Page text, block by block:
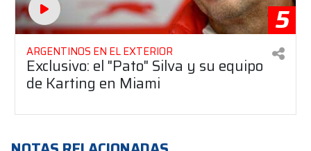
5
ARGENTINOS EN EL EXTERIOR
Exclusivo: el "Pato" Silva y su equipo
de Karting en Miami